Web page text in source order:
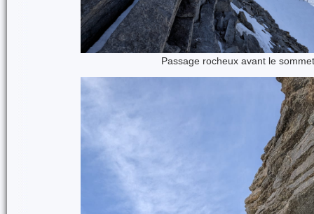
Passage rocheux avant le